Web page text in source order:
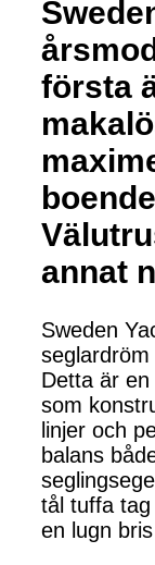
första
annat
Sweden
Detta är
som
linjer och
balans
tål tuffa
en lugn